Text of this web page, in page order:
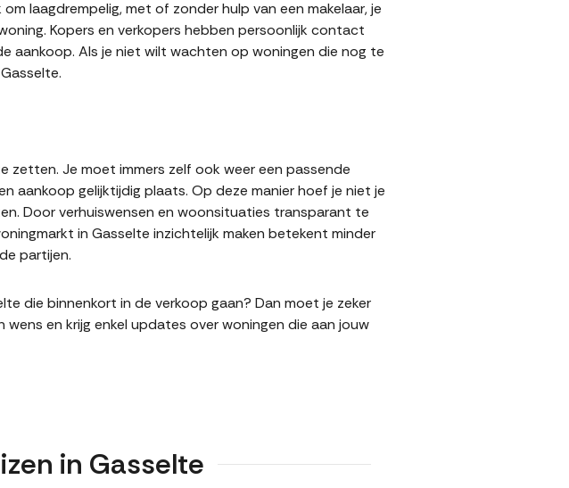
laagdrempelig, met of zonder hulp van een makelaar, je
Kopers en verkopers hebben persoonlijk contact
aankoop. Als je niet wilt wachten op woningen die nog te
Je moet immers zelf ook weer een passende
aankoop gelijktijdig plaats. Op deze manier hoef je niet je
Door verhuiswensen en woonsituaties transparant te
in Gasselte inzichtelijk maken betekent minder
partijen.
die binnenkort in de verkoop gaan? Dan moet je zeker
en krijg enkel updates over woningen die aan jouw
in Gasselte